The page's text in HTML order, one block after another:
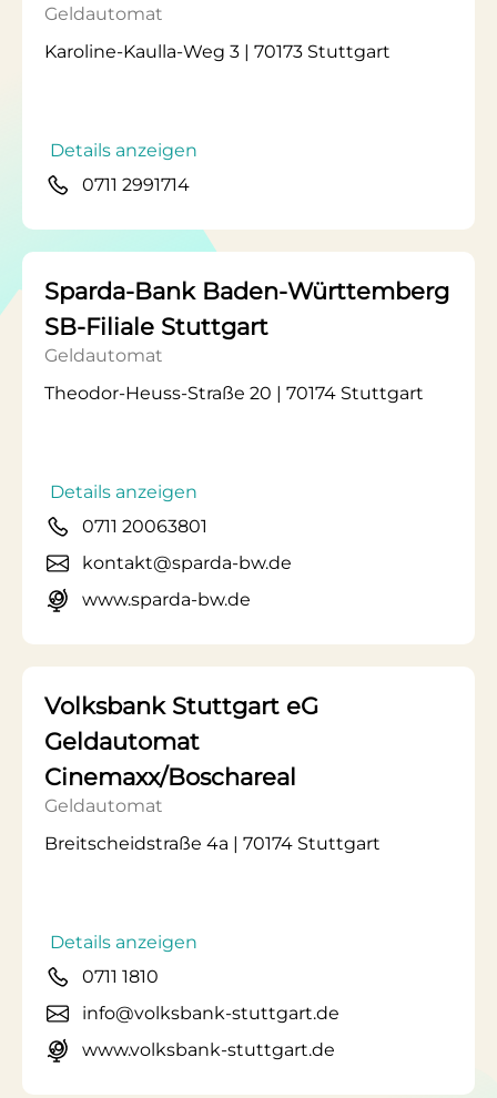
Geldautomat
Karoline-Kaulla-Weg 3 | 70173 Stuttgart
Details anzeigen
0711 2991714
Sparda-Bank Baden-Württemberg
SB-Filiale Stuttgart
Geldautomat
Theodor-Heuss-Straße 20 | 70174 Stuttgart
Details anzeigen
0711 20063801
kontakt@sparda-bw.de
www.sparda-bw.de
Volksbank Stuttgart eG
Geldautomat
Cinemaxx/Boschareal
Geldautomat
Breitscheidstraße 4a | 70174 Stuttgart
Details anzeigen
0711 1810
info@volksbank-stuttgart.de
www.volksbank-stuttgart.de